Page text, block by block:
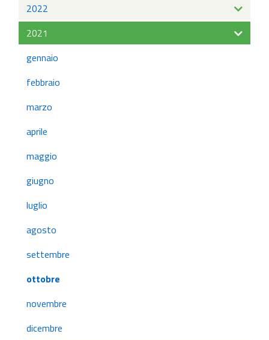
2022
2021
gennaio
febbraio
marzo
aprile
maggio
giugno
luglio
agosto
settembre
ottobre
novembre
dicembre